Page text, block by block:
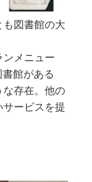
も図書館の大
ンメニュー
館がある
な存在。他の
サービスを提